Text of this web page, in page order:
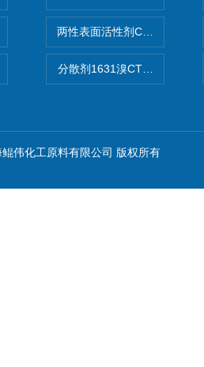
两性表面活性剂CAB-30椰油
分散剂1631溴CTAB（十六烷
伟化工原料有限公司 版权所有